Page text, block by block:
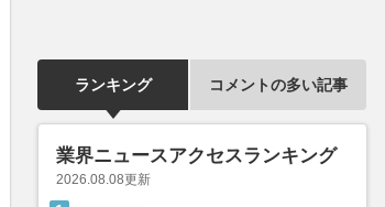
ランキング コメントの多い記事
業界ニュースアクセスランキング
2026.08.08更新